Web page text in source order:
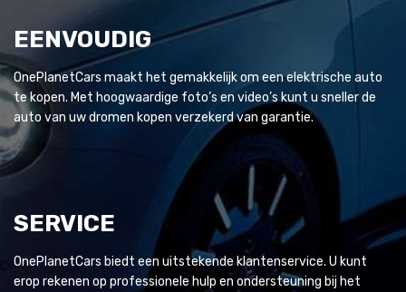
EENVOUDIG
OnePlanetCars maakt het gemakkelijk om een elektrische auto
te kopen. Met hoogwaardige foto’s en video’s kunt u sneller de
auto van uw dromen kopen verzekerd van garantie.
SERVICE
OnePlanetCars biedt een uitstekende klantenservice. U kunt
erop rekenen op professionele hulp en ondersteuning bij het